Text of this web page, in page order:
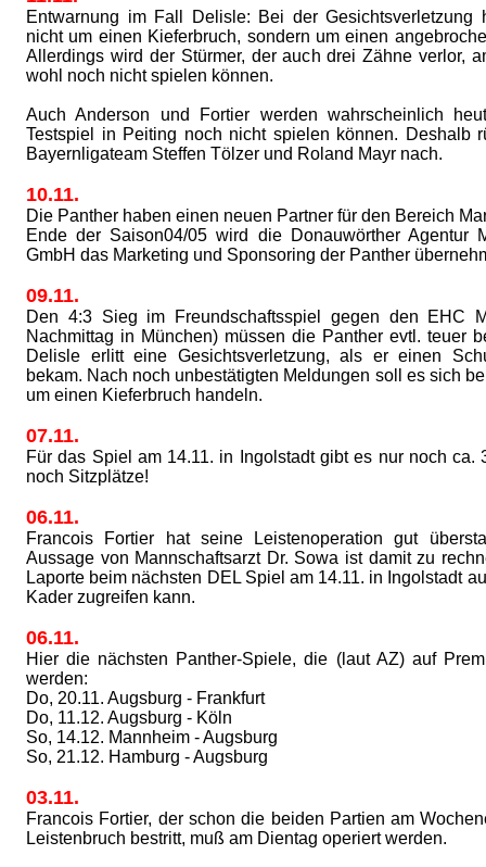
Entwarnung im Fall Delisle: Bei der Gesichtsverletzung
nicht um einen Kieferbruch, sondern um einen
Allerdings wird der Stürmer, der auch drei Zähne verlor,
wohl noch nicht spielen können.
Auch Anderson und Fortier werden wahrscheinlich
Testspiel in Peiting noch nicht spielen können. Deshalb
Bayernligateam Steffen Tölzer und Roland Mayr nach.
10.11.
Die Panther haben einen neuen Partner für den Bereich
Ende der Saison04/05 wird die Donauwörther Agentur
GmbH das Marketing und Sponsoring der Panther
09.11.
Den 4:3 Sieg im Freundschaftsspiel gegen den EHC
Nachmittag in München) müssen die Panther evtl. teuer
Delisle erlitt eine Gesichtsverletzung, als er einen
bekam. Nach noch unbestätigten Meldungen soll es sich
um einen Kieferbruch handeln.
07.11.
Für das Spiel am 14.11. in Ingolstadt gibt es nur noch ca.
noch Sitzplätze!
06.11.
Francois Fortier hat seine Leistenoperation gut
Aussage von Mannschaftsarzt Dr. Sowa ist damit zu
Laporte beim nächsten DEL Spiel am 14.11. in Ingolstadt
Kader zugreifen kann.
06.11.
Hier die nächsten Panther-Spiele, die (laut AZ) auf
werden:
Do, 20.11. Augsburg - Frankfurt
Do, 11.12. Augsburg - Köln
So, 14.12. Mannheim - Augsburg
So, 21.12. Hamburg - Augsburg
03.11.
Francois Fortier, der schon die beiden Partien am
Leistenbruch bestritt, muß am Dientag operiert werden.